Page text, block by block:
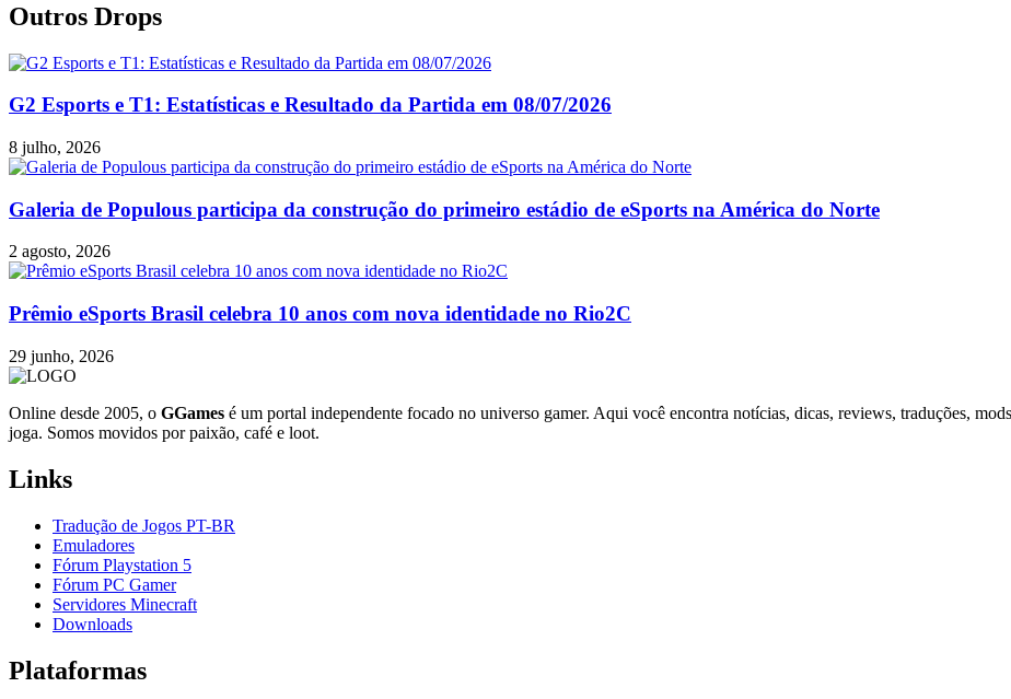
Outros Drops
G2 Esports e T1: Estatísticas e Resultado da Partida em 08/07/2026
8 julho, 2026
Galeria de Populous participa da construção do primeiro estádio de eSports na América do Norte
2 agosto, 2026
Prêmio eSports Brasil celebra 10 anos com nova identidade no Rio2C
29 junho, 2026
Online desde 2005, o GGames é um portal independente focado no universo gamer. Aqui você encontra notícias, dicas, reviews, traduções,
joga. Somos movidos por paixão, café e loot.
Links
Tradução de Jogos PT-BR
Emuladores
Fórum Playstation 5
Fórum PC Gamer
Servidores Minecraft
Downloads
Plataformas